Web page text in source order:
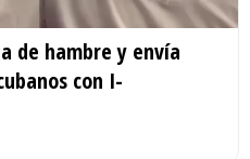
de hambre y envía
con I-